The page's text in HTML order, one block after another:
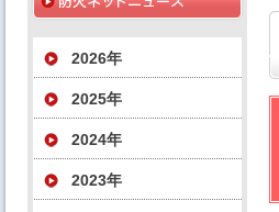
2026年
2025年
2024年
2023年